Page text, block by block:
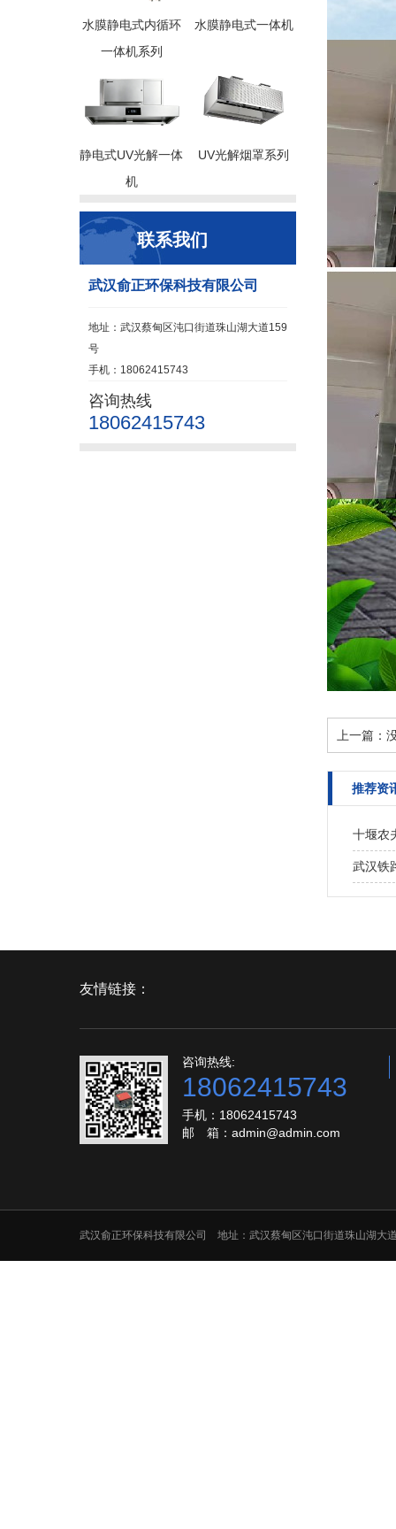
水膜静电式内循环
一体机系列
水膜静电式一体机
静电式UV光解一体
机
UV光解烟罩系列
联系我们
武汉俞正环保科技有限公司
地址：武汉蔡甸区沌口街道珠山湖大道159
号
手机：18062415743
咨询热线
18062415743
上一篇：
推荐资
十堰农
武汉铁
友情链接：
咨询热线:
18062415743
手机：18062415743
邮 箱：admin@admin.com
武汉俞正环保科技有限公司 地址：武汉蔡甸区沌口街道珠山湖